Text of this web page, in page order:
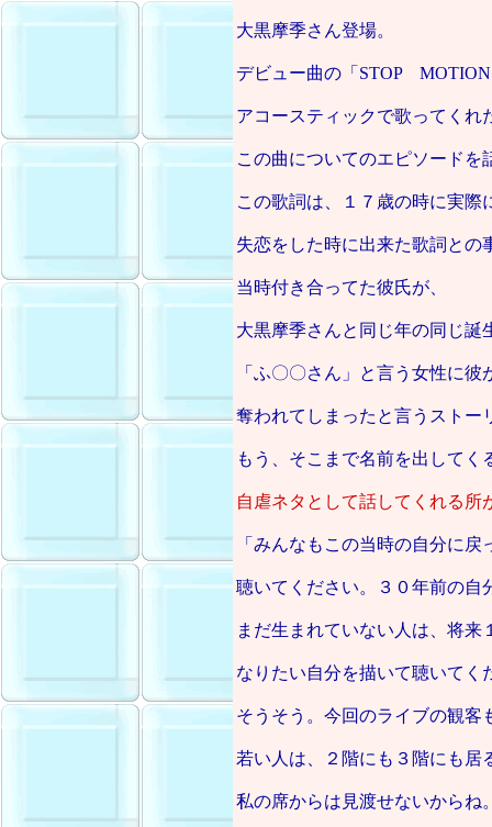
大黒摩季さん登場。
デビュー曲の「STOP
アコースティックで歌ってくれ
この曲についてのエピソードを
この歌詞は、１７歳の時に実際
失恋をした時に出来た歌詞との
当時付き合ってた彼氏が、
大黒摩季さんと同じ年の同じ誕
「ふ〇〇さん」と言う女性に彼
奪われてしまったと言うストー
もう、そこまで名前を出してく
自虐ネタとして話してくれる所
「みんなもこの当時の自分に戻
聴いてください。３０年前の自
まだ生まれていない人は、将来
なりたい自分を描いて聴いてく
そうそう。今回のライブの観客
若い人は、２階にも３階にも居
私の席からは見渡せないからね